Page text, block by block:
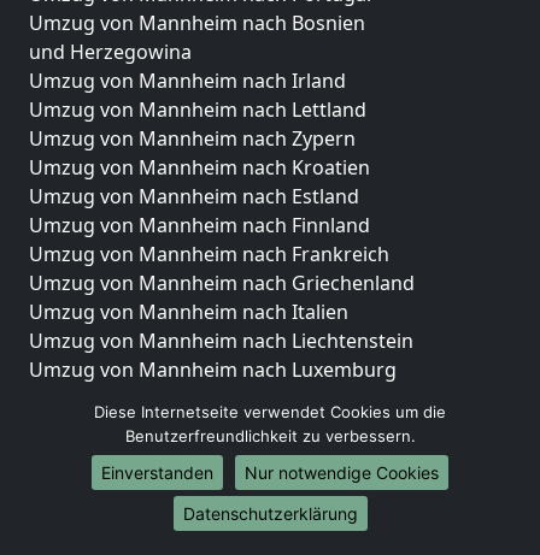
Umzug von Mannheim nach Bosnien
und Herzegowina
Umzug von Mannheim nach Irland
Umzug von Mannheim nach Lettland
Umzug von Mannheim nach Zypern
Umzug von Mannheim nach Kroatien
Umzug von Mannheim nach Estland
Umzug von Mannheim nach Finnland
Umzug von Mannheim nach Frankreich
Umzug von Mannheim nach Griechenland
Umzug von Mannheim nach Italien
Umzug von Mannheim nach Liechtenstein
Umzug von Mannheim nach Luxemburg
Umzug von Mannheim nach Norwegen
Umzüge-Deutschlandweit
Umzug von Mannheim nach Berlin
Diese Internetseite verwendet Cookies um die
Benutzerfreundlichkeit zu verbessern.
Einverstanden
Nur notwendige Cookies
Datenschutzerklärung